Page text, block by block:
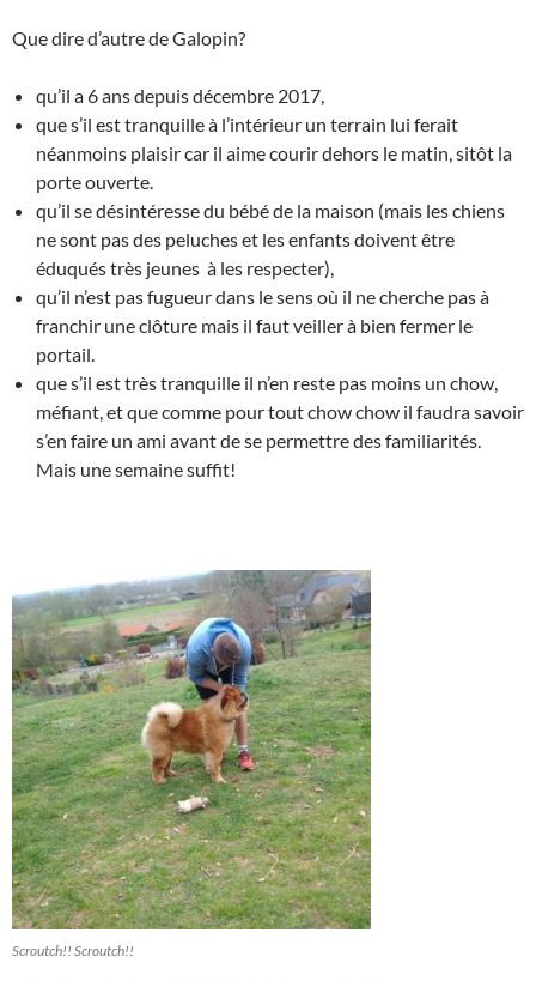
Que dire d’autre de Galopin?
qu’il a 6 ans depuis décembre 2017,
que s’il est tranquille à l’intérieur un terrain lui ferait
néanmoins plaisir car il aime courir dehors le matin, sitôt la
porte ouverte.
qu’il se désintéresse du bébé de la maison (mais les chiens
ne sont pas des peluches et les enfants doivent être
éduqués très jeunes à les respecter),
qu’il n’est pas fugueur dans le sens où il ne cherche pas à
franchir une clôture mais il faut veiller à bien fermer le
portail.
que s’il est très tranquille il n’en reste pas moins un chow,
méfiant, et que comme pour tout chow chow il faudra savoir
s’en faire un ami avant de se permettre des familiarités.
Mais une semaine suffit!
Scroutch!! Scroutch!!